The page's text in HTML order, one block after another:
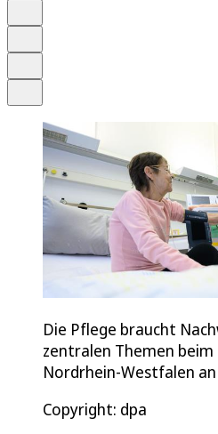
Die Pflege braucht
zentralen Themen
Nordrhein-Westfalen
Copyright: dpa